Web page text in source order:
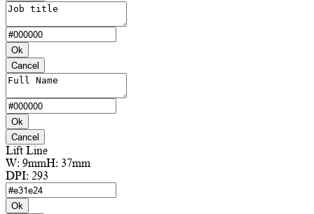
Ok
Cancel
Ok
Cancel
Lift Line
W: 9mmH: 37mm
DPI: 293
Ok